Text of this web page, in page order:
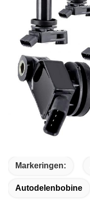
Markeringen:
Autodelenbobine